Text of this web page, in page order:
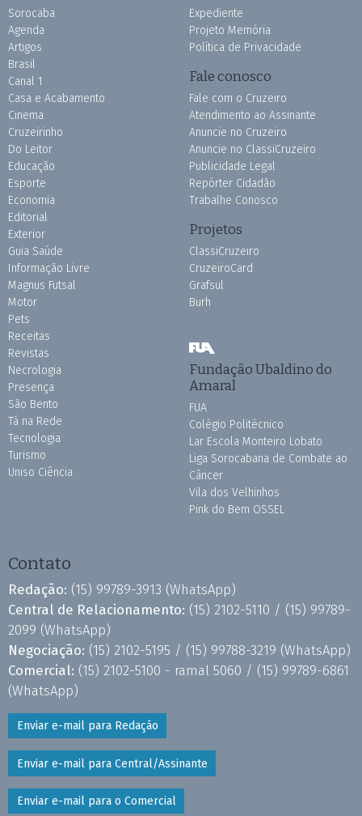
Sorocaba
Agenda
Artigos
Brasil
Canal 1
Casa e Acabamento
Cinema
Cruzeirinho
Do Leitor
Educação
Esporte
Economia
Editorial
Exterior
Guia Saúde
Informação Livre
Magnus Futsal
Motor
Pets
Receitas
Revistas
Necrologia
Presença
São Bento
Tá na Rede
Tecnologia
Turismo
Uniso Ciência
Expediente
Projeto Memória
Política de Privacidade
Fale conosco
Fale com o Cruzeiro
Atendimento ao Assinante
Anuncie no Cruzeiro
Anuncie no ClassiCruzeiro
Publicidade Legal
Repórter Cidadão
Trabalhe Conosco
Projetos
ClassiCruzeiro
CruzeiroCard
Grafsul
Burh
Fundação Ubaldino do
Amaral
FUA
Colégio Politécnico
Lar Escola Monteiro Lobato
Liga Sorocabana de Combate ao
Câncer
Vila dos Velhinhos
Pink do Bem OSSEL
Contato
Redação: (15) 99789-3913 (WhatsApp)
Central de Relacionamento: (15) 2102-5110 / (15) 99789-
2099 (WhatsApp)
Negociação: (15) 2102-5195 / (15) 99788-3219 (WhatsApp)
Comercial: (15) 2102-5100 - ramal 5060 / (15) 99789-6861
(WhatsApp)
Enviar e-mail para Redação
Enviar e-mail para Central/Assinante
Enviar e-mail para o Comercial